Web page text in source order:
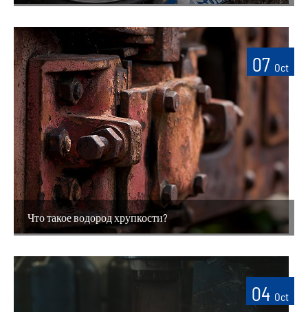
07 Oct
Что такое водород хрупкости?
04 Oct